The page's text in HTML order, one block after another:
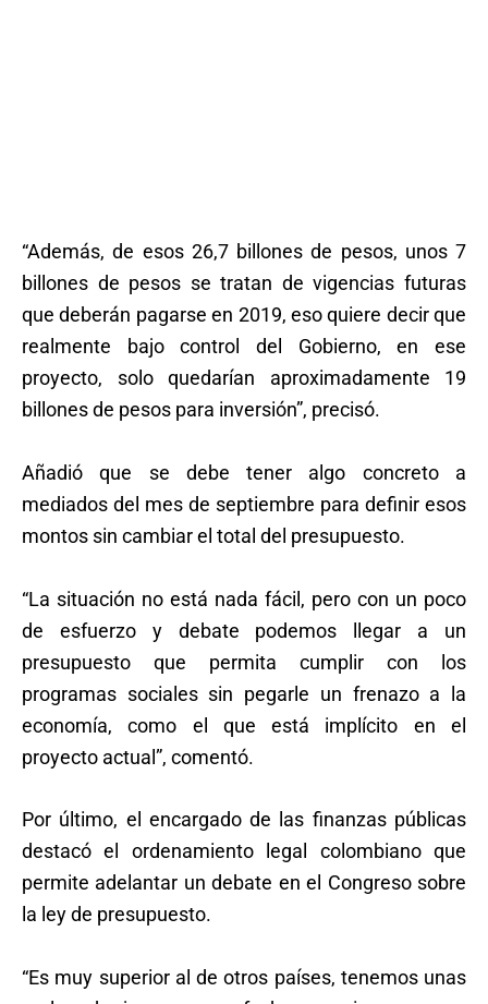
“Además, de esos 26,7 billones de pesos, unos 7
billones de pesos se tratan de vigencias futuras
que deberán pagarse en 2019, eso quiere decir que
realmente bajo control del Gobierno, en ese
proyecto, solo quedarían aproximadamente 19
billones de pesos para inversión”, precisó.
Añadió que se debe tener algo concreto a
mediados del mes de septiembre para definir esos
montos sin cambiar el total del presupuesto.
“La situación no está nada fácil, pero con un poco
de esfuerzo y debate podemos llegar a un
presupuesto que permita cumplir con los
programas sociales sin pegarle un frenazo a la
economía, como el que está implícito en el
proyecto actual”, comentó.
Por último, el encargado de las finanzas públicas
destacó el ordenamiento legal colombiano que
permite adelantar un debate en el Congreso sobre
la ley de presupuesto.
“Es muy superior al de otros países, tenemos unas